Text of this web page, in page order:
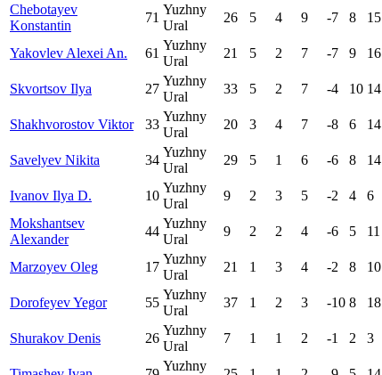
Chebotayev
Konstantin
71
Yuzhny
Ural
26 5 4 9 -7 8 15
Yakovlev Alexei An. 61
Yuzhny
Ural
21 5 2 7 -7 9 16
Skvortsov Ilya 27
Yuzhny
Ural
33 5 2 7 -4 10 14
Shakhvorostov Viktor 33
Yuzhny
Ural
20 3 4 7 -8 6 14
Savelyev Nikita 34
Yuzhny
Ural
29 5 1 6 -6 8 14
Ivanov Ilya D. 10
Yuzhny
Ural
9 2 3 5 -2 4 6
Mokshantsev
Alexander
44
Yuzhny
Ural
9 2 2 4 -6 5 11
Marzoyev Oleg 17
Yuzhny
Ural
21 1 3 4 -2 8 10
Dorofeyev Yegor 55
Yuzhny
Ural
37 1 2 3 -10 8 18
Shurakov Denis 26
Yuzhny
Ural
7 1 1 2 -1 2 3
Yuzhny